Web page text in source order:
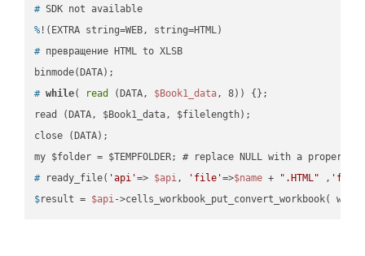
# SDK not available
% !(EXTRA string=WEB, string=HTML)
# превращение HTML to XLSB
# while( read (DATA, $Book1_data, 8)) {};
read (DATA, $Book1_data, $filelength);
close (DATA);
# ready_file( 'api'=> $api, 'file'=>$name + ".HTML" ,
$result = $api->cells_workbook_put_convert_workbook(